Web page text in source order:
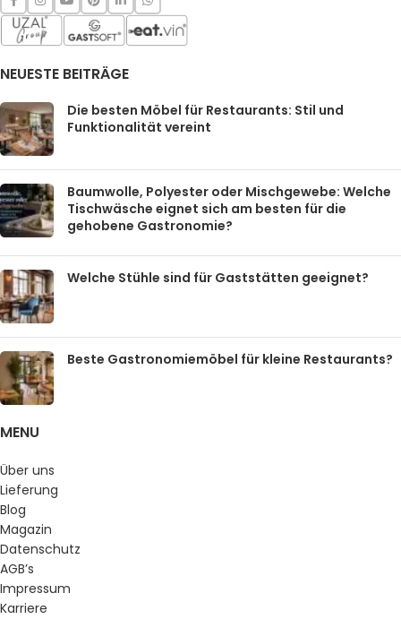
NEUESTE BEITRÄGE
Die besten Möbel für Restaurants: Stil und
Funktionalität vereint
Baumwolle, Polyester oder Mischgewebe: Welche
Tischwäsche eignet sich am besten für die
gehobene Gastronomie?
Welche Stühle sind für Gaststätten geeignet?
Beste Gastronomiemöbel für kleine Restaurants?
MENU
Über uns
Lieferung
Blog
Magazin
Datenschutz
AGB’s
Impressum
Karriere